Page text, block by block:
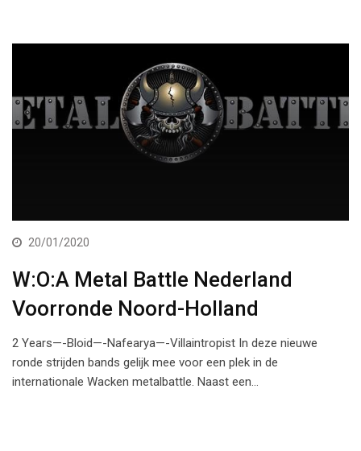
20/01/2020
W:O:A Metal Battle Nederland
Voorronde Noord-Holland
2 Years—-Bloid—-Nafearya—-Villaintropist In deze nieuwe
ronde strijden bands gelijk mee voor een plek in de
internationale Wacken metalbattle. Naast een…